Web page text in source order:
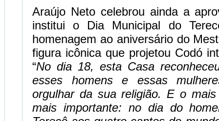
Araújo Neto celebrou ainda a
institui o Dia Municipal do
homenagem ao aniversário do
figura icônica que projetou Codó
“No dia 18, esta Casa
esses homens e essas
orgulhar da sua religião. E o
mais importante: no dia do